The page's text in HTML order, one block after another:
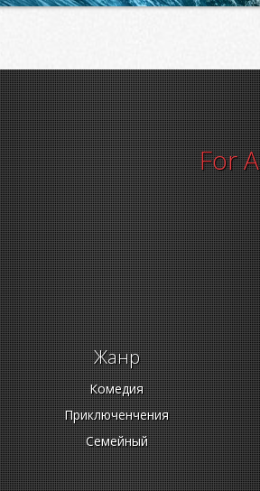
For
Жанр
Комедия
Приключенчения
Семейный